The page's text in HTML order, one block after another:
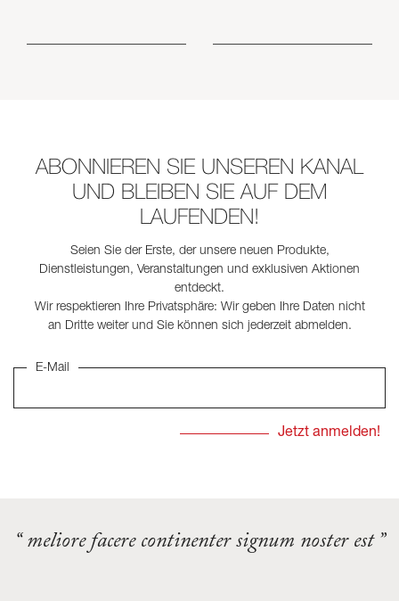
ABONNIEREN SIE UNSEREN KANAL
UND BLEIBEN SIE AUF DEM
LAUFENDEN!
Seien Sie der Erste, der unsere neuen Produkte,
Dienstleistungen, Veranstaltungen und exklusiven Aktionen
entdeckt.
Wir respektieren Ihre Privatsphäre: Wir geben Ihre Daten nicht
an Dritte weiter und Sie können sich jederzeit abmelden.
E-Mail
“ meliore facere continenter signum noster est ”